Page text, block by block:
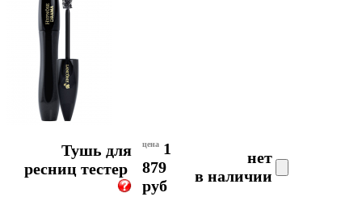
Тушь для
ресниц тестер
цена 1
879
руб
нет
в наличии